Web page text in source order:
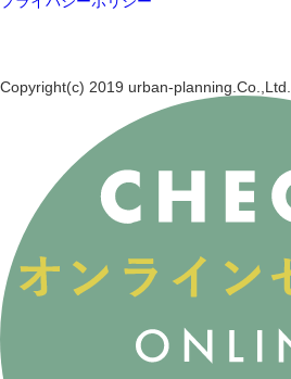
Copyright(c) 2019 urban-planning.Co.,Ltd.